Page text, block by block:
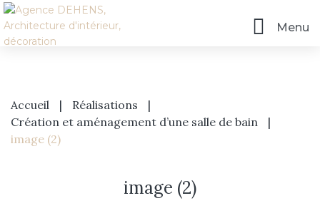
Menu
Accueil | Réalisations
|
Création et aménagement d’une salle de bain
|
image (2)
image (2)